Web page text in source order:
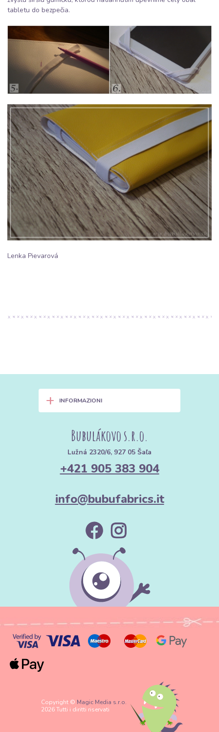
tabletu do bezpečia.
Lenka Pievarová
+ INFORMAZIONI
Bubulákovo s.r.o.
Lužná 2320/6, 927 05 Šaľa
+421 905 383 904
info@bubufabrics.it
Copyright © Magic Media s.r.o.
2026 Tutti i diritti riservati